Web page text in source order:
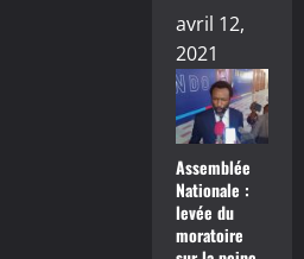
avril 12,
2021
Assemblée
Nationale :
levée du
moratoire